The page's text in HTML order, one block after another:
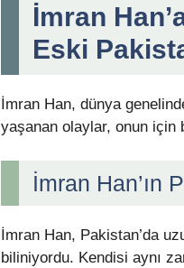
İmran
Eski
İmran Han, dünya
yaşanan olaylar, onun için
İmran Han’ın
İmran Han, Pakistan’da
biliniyordu. Kendisi aynı